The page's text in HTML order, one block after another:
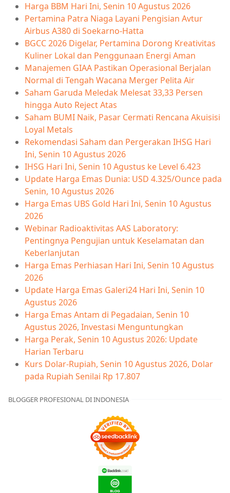
Harga BBM Hari Ini, Senin 10 Agustus 2026
Pertamina Patra Niaga Layani Pengisian Avtur
Airbus A380 di Soekarno-Hatta
BGCC 2026 Digelar, Pertamina Dorong Kreativitas
Kuliner Lokal dan Penggunaan Energi Aman
Manajemen GIAA Pastikan Operasional Berjalan
Normal di Tengah Wacana Merger Pelita Air
Saham Garuda Meledak Melesat 33,33 Persen
hingga Auto Reject Atas
Saham BUMI Naik, Pasar Cermati Rencana Akuisisi
Loyal Metals
Rekomendasi Saham dan Pergerakan IHSG Hari
Ini, Senin 10 Agustus 2026
IHSG Hari Ini, Senin 10 Agustus ke Level 6.423
Update Harga Emas Dunia: USD 4.325/Ounce pada
Senin, 10 Agustus 2026
Harga Emas UBS Gold Hari Ini, Senin 10 Agustus
2026
Webinar Radioaktivitas AAS Laboratory:
Pentingnya Pengujian untuk Keselamatan dan
Keberlanjutan
Harga Emas Perhiasan Hari Ini, Senin 10 Agustus
2026
Update Harga Emas Galeri24 Hari Ini, Senin 10
Agustus 2026
Harga Emas Antam di Pegadaian, Senin 10
Agustus 2026, Investasi Menguntungkan
Harga Perak, Senin 10 Agustus 2026: Update
Harian Terbaru
Kurs Dolar-Rupiah, Senin 10 Agustus 2026, Dolar
pada Rupiah Senilai Rp 17.807
BLOGGER PROFESIONAL DI INDONESIA